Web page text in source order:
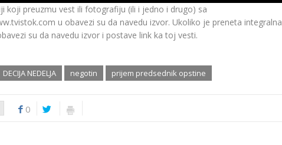
koji preuzmu vest ili fotografiju (ili i jedno i drugo) sa
u obavezi su da navedu izvor. Ukoliko je preneta integralna
su da navedu izvor i postave link ka toj vesti.
DECIJA NEDELJA negotin prijem predsednik opstine
0